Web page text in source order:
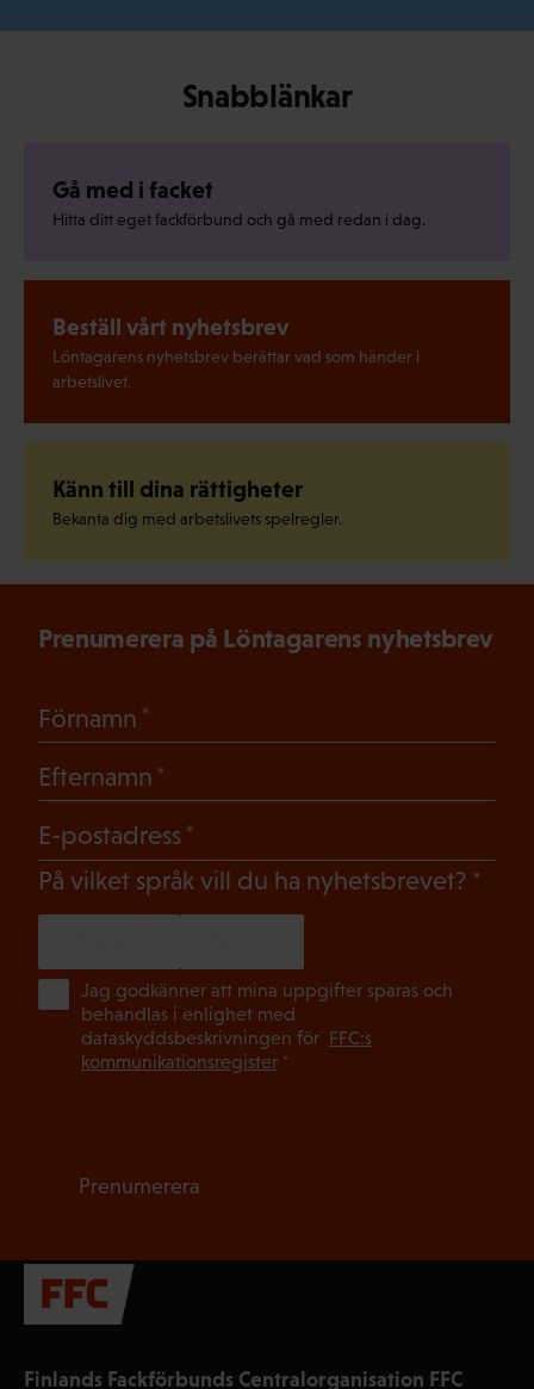
Snabblänkar
Gå med i facket
Hitta ditt eget fackförbund och gå med redan i dag.
Beställ vårt nyhetsbrev
Löntagarens nyhetsbrev berättar vad som händer i
arbetslivet.
Känn till dina rättigheter
Bekanta dig med arbetslivets spelregler.
Finlands Fackförbunds Centralorganisation FFC
Prenumerera på Löntagarens nyhetsbrev
Förnamn
Efternamn
E-postadress
På vilket språk vill du ha nyhetsbrevet?
Jag godkänner att mina uppgifter sparas och
behandlas i enlighet med
dataskyddsbeskrivningen för FFC:s
kommunikationsregister*
Prenumerera